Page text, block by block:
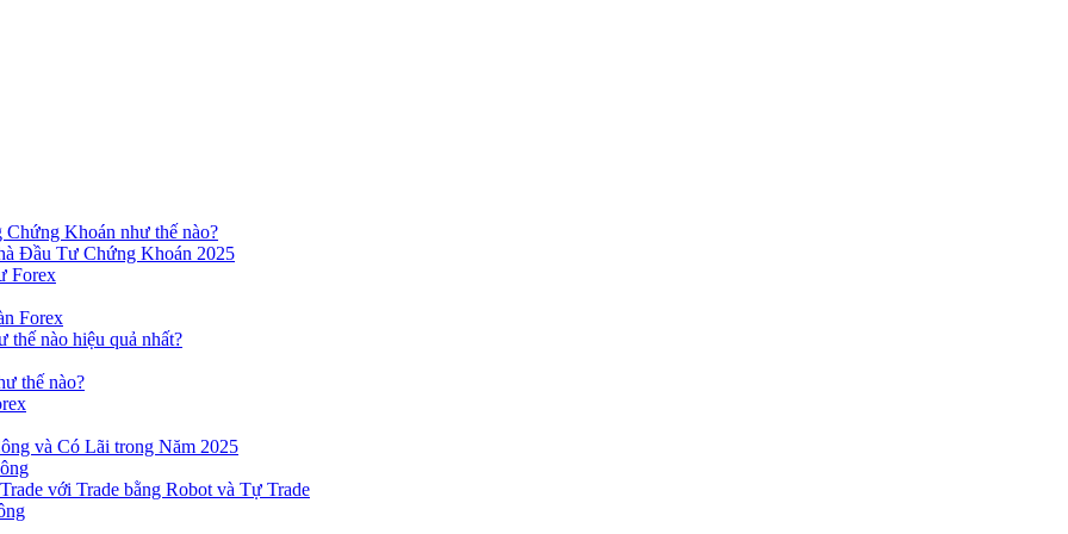
Khoán như thế nào?
Đầu Tư Chứng Khoán 2025
Forex
Forex
nào hiệu quả nhất?
thế nào?
và Có Lãi trong Năm 2025
với Trade bằng Robot và Tự Trade